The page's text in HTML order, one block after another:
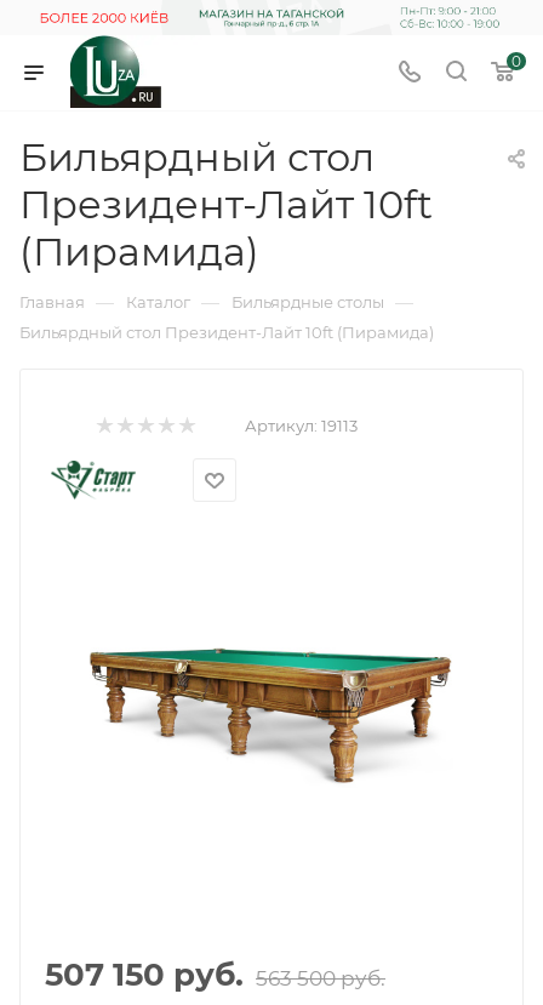
0
Бильярдный стол
Президент-Лайт 10ft
(Пирамида)
Главная — Каталог — Бильярдные столы —
Бильярдный стол Президент-Лайт 10ft (Пирамида)
Артикул: 19113
507 150 руб. 563 500руб.